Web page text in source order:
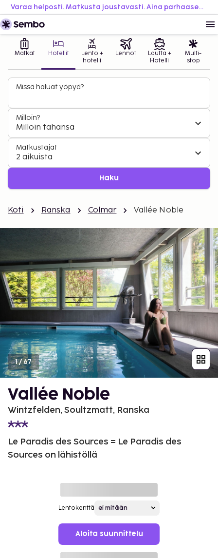
Varaa helposti. Matkusta joustavasti. Aina parhaaseen hintaan.
Matkat Hotellit
Lento +
hotelli
Lennot
Lautta +
Hotelli
Multi-
stop
Missä haluat yöpyä?
Milloin?
Milloin tahansa
Matkustajat
2 aikuista
Haku
Koti Ranska Colmar Vallée Noble
1/67
Vallée Noble
Wintzfelden, Soultzmatt, Ranska
Le Paradis des Sources = Le Paradis des
Sources on lähistöllä
Lentokenttä
Aloita suunnittelu